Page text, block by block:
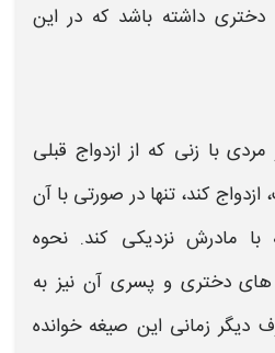
دختری داشته باشد که در این
با زنی که از ازدواج قبلی
کند، تنها در صورتی با آن
مادرش نزديکی کند. نحوه
‌های دختری و پسری آن نيز به
زمانی این صیغهخوانده